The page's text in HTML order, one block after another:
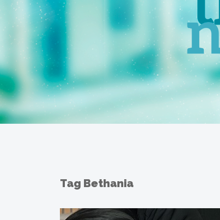
Tag Bethania